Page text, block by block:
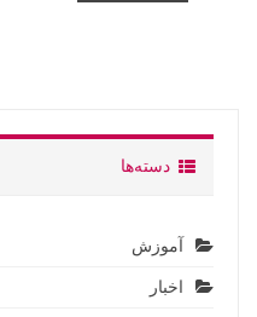
دسته‌ها
آموزش
اخبار